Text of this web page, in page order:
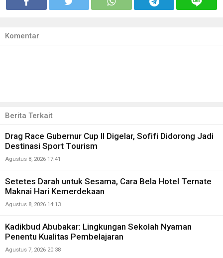
Komentar
Berita Terkait
Drag Race Gubernur Cup II Digelar, Sofifi Didorong Jadi
Destinasi Sport Tourism
Agustus 8, 2026 17:41
Setetes Darah untuk Sesama, Cara Bela Hotel Ternate
Maknai Hari Kemerdekaan
Agustus 8, 2026 14:13
Kadikbud Abubakar: Lingkungan Sekolah Nyaman
Penentu Kualitas Pembelajaran
Agustus 7, 2026 20:38